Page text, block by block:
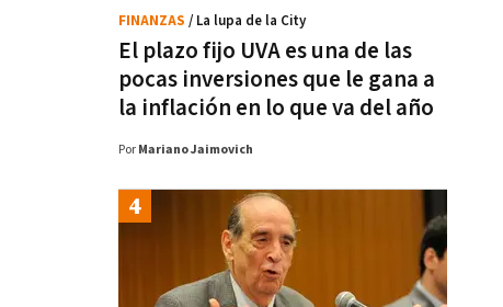
El plazo fijo UVA es una de las
pocas inversiones que le gana a
la inflación en lo que va del año
FINANZAS / La lupa de la City
Por Mariano Jaimovich